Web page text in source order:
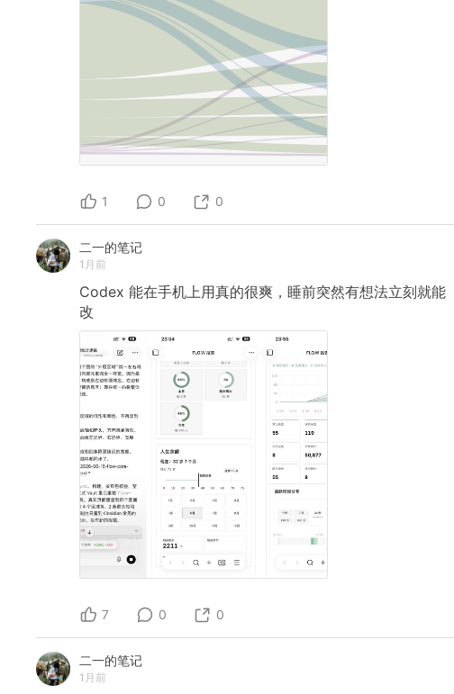
1 0 0
二一的笔记
1月前
Codex 能在手机上用真的很爽，睡前突然有想法立刻就能
改
7 0 0
二一的笔记
1月前